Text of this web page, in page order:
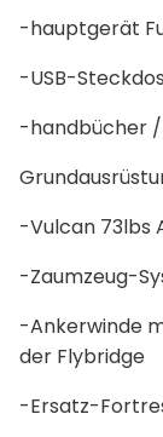
-hauptgerät
-USB-
-handbücher
-Vulcan 73lbs
-Zaumzeug-
-Ankerwinde
der Flybridge
-Ersatz-